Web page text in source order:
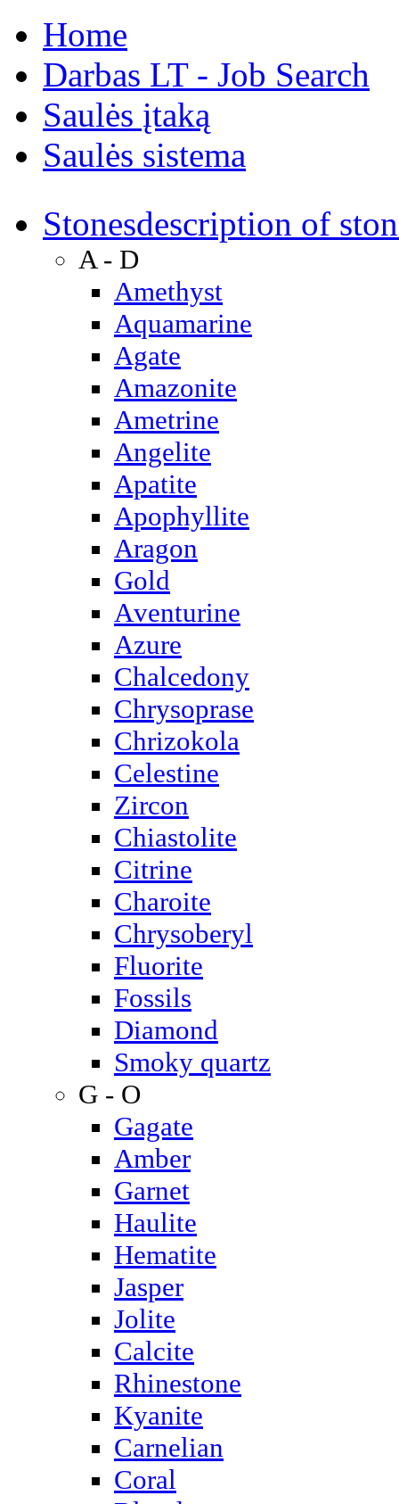
Home
Darbas LT - Job Search
Saulės įtaką
Saulės sistema
Stonesdescription of
A - D
Amethyst
Aquamarine
Agate
Amazonite
Ametrine
Angelite
Apatite
Apophyllite
Aragon
Gold
Аventurine
Azure
Chalcedony
Chrysoprase
Chrizokola
Celestine
Zircon
Chiastolite
Citrine
Charoite
Chrysoberyl
Fluorite
Fossils
Diamond
Smoky quartz
G - O
Gagate
Amber
Garnet
Haulite
Hematite
Jasper
Jolite
Calcite
Rhinestone
Kyanite
Carnelian
Coral